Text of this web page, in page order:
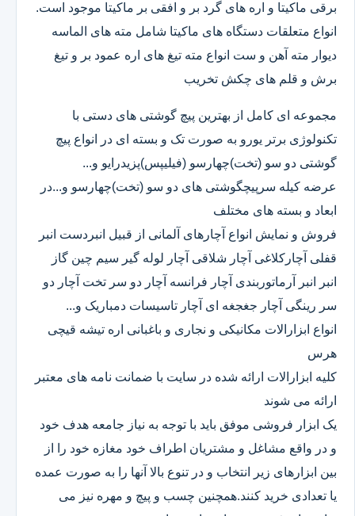
برقی ماکیتا و اره های گرد بر و افقی بر ماکیتا موجود است.
انواع متعلقات دستگاه های ماکیتا شامل مته های الماسه
دیوار مته آهن و ست انواع مته تیغ های اره عمود بر و تیغ
برش و قلم های چکش تخریب
مجموعه ای کامل از بهترین پیچ گوشتی های دستی با
تکنولوژی برتر یورو به صورت تک و بسته ای در انواع پیچ
گوشتی دو سو (تخت)چهارسو (فیلیپس)پزیدرایو و...
عرضه کیله سرپیچگوشتی های دو سو (تخت)چهارسو و...در
ابعاد و بسته های مختلف
فروش و نمایش انواع آچارهای آلمانی از قبیل انبردست انبر
قفلی آچارکلاغی آچار شلاقی آچار لوله گیر سیم چین گاز
انبر انبر آرماتوربندی آچار فرانسه آچار دو سر تخت آچار دو
سر رینگی آچار جغجغه ای آچار تاسیسات دمباریک و...
انواع ابزارالات مکانیکی و نجاری و باغبانی اره تیشه قیچی
هرس
کلیه ابزارالات ارائه شده در سایت با ضمانت نامه های معتبر
ارائه می شوند
یک ابزار فروشی موفق باید با توجه به نیاز جامعه هدف خود
و در واقع مشاغل و مشتریان اطراف خود مغازه خود را از
بین ابزارهای زیر انتخاب و در تنوع بالا آنها را به صورت عمده
یا تعدادی خرید کنند.همچنین چسب و پیچ و مهره نیز می